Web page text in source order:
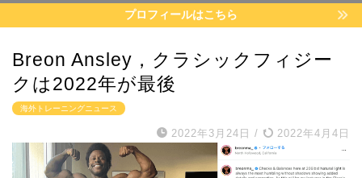
プロフィールはこちら
Breon Ansley，クラシックフィジー
クは2022年が最後
海外トレーニングニュース
2022年3月24日 / 2022年4月4日